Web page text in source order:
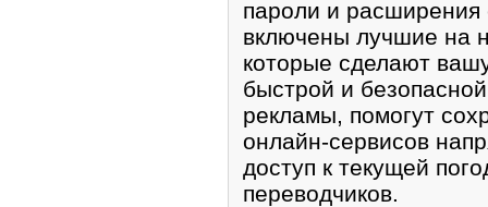
пароли и
включены лучшие на
которые сделают
быстрой и
рекламы, помогут
онлайн-сервисов
доступ к текущей
переводчиков.